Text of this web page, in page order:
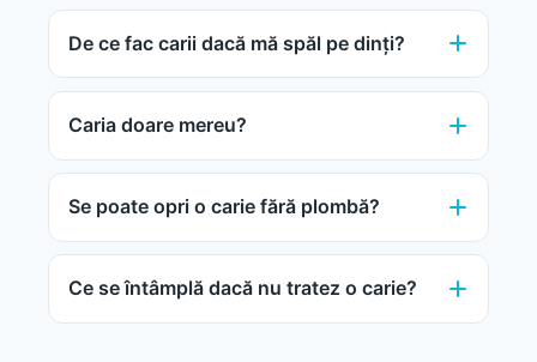
De ce fac carii dacă mă spăl pe dinți?
Caria doare mereu?
Se poate opri o carie fără plombă?
Ce se întâmplă dacă nu tratez o carie?